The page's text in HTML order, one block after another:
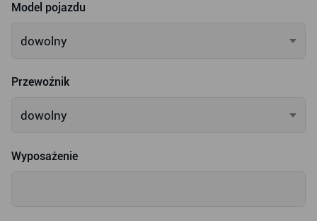
Model pojazdu
dowolny
Przewoźnik
dowolny
Wyposażenie